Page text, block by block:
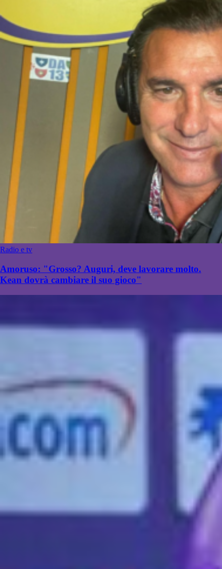
Radio e tv
Amoruso: "Grosso? Auguri, deve lavorare molto.
Kean dovrà cambiare il suo gioco"